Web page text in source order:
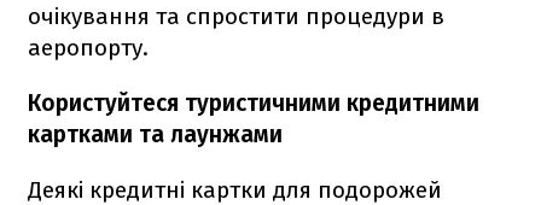
очікування та спростити процедури в
аеропорту.
Користуйтеся туристичними кредитними
картками та лаунжами
Деякі кредитні картки для подорожей